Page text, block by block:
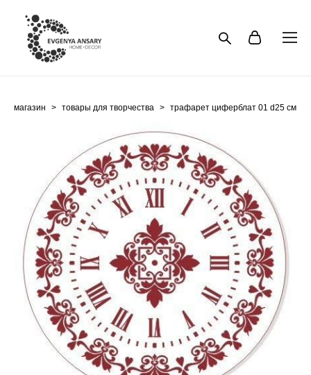
магазин > товары для творчества > трафарет циферблат 01 d25 см